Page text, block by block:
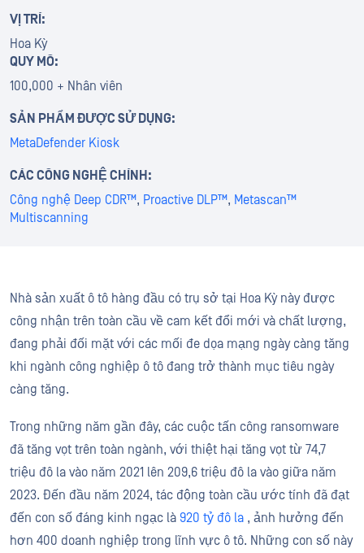
VỊ TRÍ:
Hoa Kỳ
QUY MÔ:
100,000 + Nhân viên
SẢN PHẨM ĐƯỢC SỬ DỤNG:
MetaDefender Kiosk
CÁC CÔNG NGHỆ CHÍNH:
Công nghệ Deep CDR™, Proactive DLP™, Metascan™
Multiscanning
Nhà sản xuất ô tô hàng đầu có trụ sở tại Hoa Kỳ này được
công nhận trên toàn cầu về cam kết đổi mới và chất lượng,
đang phải đối mặt với các mối đe dọa mạng ngày càng tăng
khi ngành công nghiệp ô tô đang trở thành mục tiêu ngày
càng tăng.
Trong những năm gần đây, các cuộc tấn công ransomware
đã tăng vọt trên toàn ngành, với thiệt hại tăng vọt từ 74,7
triệu đô la vào năm 2021 lên 209,6 triệu đô la vào giữa năm
2023. Đến đầu năm 2024, tác động toàn cầu ước tính đã đạt
đến con số đáng kinh ngạc là 920 tỷ đô la , ảnh hưởng đến
hơn 400 doanh nghiệp trong lĩnh vực ô tô. Những con số này